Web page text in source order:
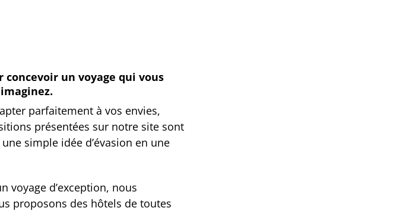
concevoir un voyage qui vous
parfaitement à vos envies,
présentées sur notre site sont
simple idée d’évasion en une
voyage d’exception, nous
proposons des hôtels de toutes